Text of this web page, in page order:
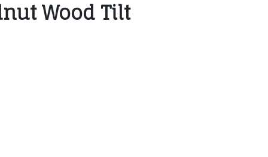
Wood Tilt